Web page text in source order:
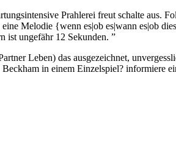
Prahlerei freut schalte aus.
Melodie {wenn es|ob es|wann es|ob
ist ungefähr 12 Sekunden. ”
Leben) das ausgezeichnet,
in einem Einzelspiel? informiere